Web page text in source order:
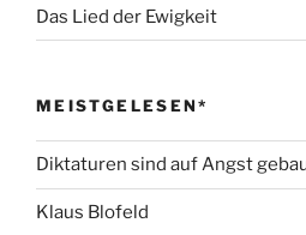
Das Lied der Ewigkeit
MEISTGELESEN*
Diktaturen sind auf Angst
Klaus Blofeld